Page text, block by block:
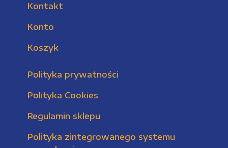
Kontakt
Konto
Koszyk
Polityka prywatności
Polityka Cookies
Regulamin sklepu
Polityka zintegrowanego systemu